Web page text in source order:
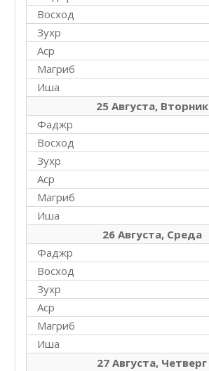
Восход
Зухр
Аср
Магриб
Иша
25 Августа, Вторник
Фаджр
Восход
Зухр
Аср
Магриб
Иша
26 Августа, Среда
Фаджр
Восход
Зухр
Аср
Магриб
Иша
27 Августа, Четверг